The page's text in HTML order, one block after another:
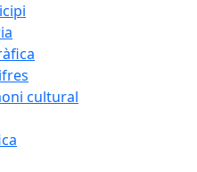
cultural